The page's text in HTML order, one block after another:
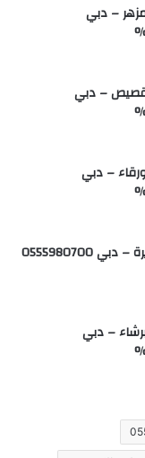
– دبي
– دبي
– دبي
شركة تنظيف كنب في ديرة – دبي 0555980700
– دبي